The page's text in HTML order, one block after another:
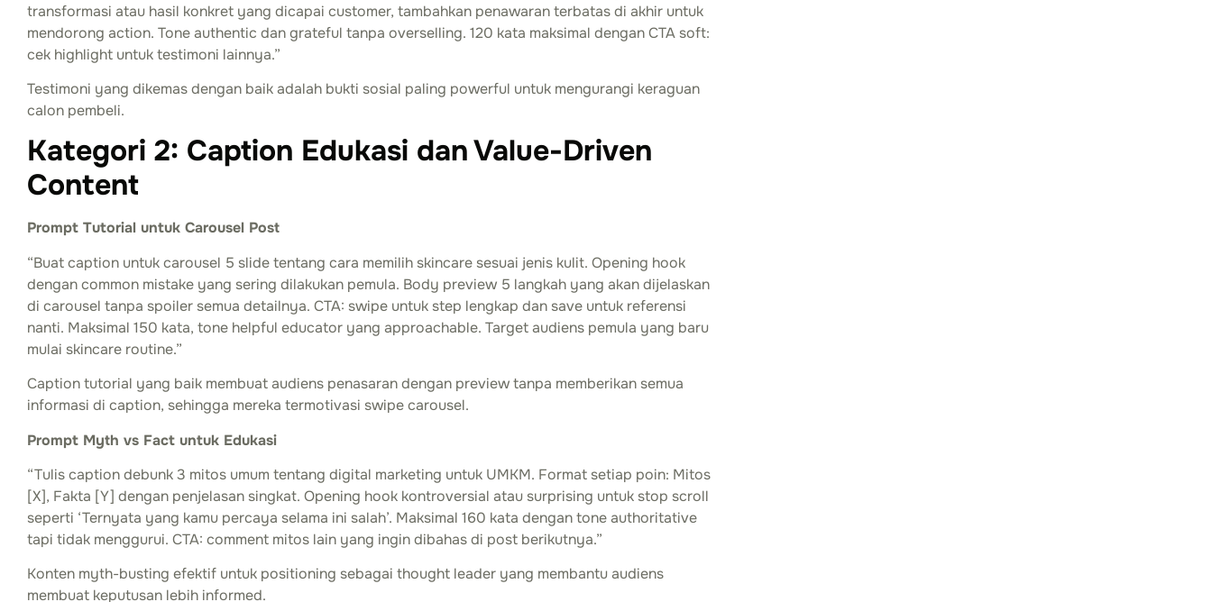
transformasi atau hasil konkret yang dicapai customer, tambahkan penawaran terbatas di akhir untuk
mendorong action. Tone authentic dan grateful tanpa overselling. 120 kata maksimal dengan CTA soft:
cek highlight untuk testimoni lainnya.”
Testimoni yang dikemas dengan baik adalah bukti sosial paling powerful untuk mengurangi keraguan
calon pembeli.
Kategori 2: Caption Edukasi dan Value-Driven
Content
Prompt Tutorial untuk Carousel Post
“Buat caption untuk carousel 5 slide tentang cara memilih skincare sesuai jenis kulit. Opening hook
dengan common mistake yang sering dilakukan pemula. Body preview 5 langkah yang akan dijelaskan
di carousel tanpa spoiler semua detailnya. CTA: swipe untuk step lengkap dan save untuk referensi
nanti. Maksimal 150 kata, tone helpful educator yang approachable. Target audiens pemula yang baru
mulai skincare routine.”
Caption tutorial yang baik membuat audiens penasaran dengan preview tanpa memberikan semua
informasi di caption, sehingga mereka termotivasi swipe carousel.
Prompt Myth vs Fact untuk Edukasi
“Tulis caption debunk 3 mitos umum tentang digital marketing untuk UMKM. Format setiap poin: Mitos
[X], Fakta [Y] dengan penjelasan singkat. Opening hook kontroversial atau surprising untuk stop scroll
seperti ‘Ternyata yang kamu percaya selama ini salah’. Maksimal 160 kata dengan tone authoritative
tapi tidak menggurui. CTA: comment mitos lain yang ingin dibahas di post berikutnya.”
Konten myth-busting efektif untuk positioning sebagai thought leader yang membantu audiens
membuat keputusan lebih informed.